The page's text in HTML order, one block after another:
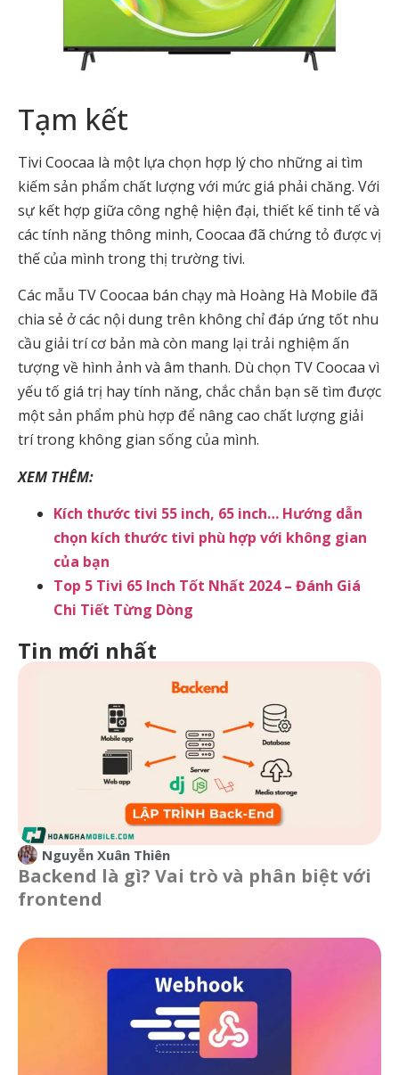
Tạm kết
Tivi Coocaa là một lựa chọn hợp lý cho những ai tìm
kiếm sản phẩm chất lượng với mức giá phải chăng. Với
sự kết hợp giữa công nghệ hiện đại, thiết kế tinh tế và
các tính năng thông minh, Coocaa đã chứng tỏ được vị
thế của mình trong thị trường tivi.
Các mẫu TV Coocaa bán chạy mà Hoàng Hà Mobile đã
chia sẻ ở các nội dung trên không chỉ đáp ứng tốt nhu
cầu giải trí cơ bản mà còn mang lại trải nghiệm ấn
tượng về hình ảnh và âm thanh. Dù chọn TV Coocaa vì
yếu tố giá trị hay tính năng, chắc chắn bạn sẽ tìm được
một sản phẩm phù hợp để nâng cao chất lượng giải
trí trong không gian sống của mình.
XEM THÊM:
Kích thước tivi 55 inch, 65 inch… Hướng dẫn
chọn kích thước tivi phù hợp với không gian
của bạn
Top 5 Tivi 65 Inch Tốt Nhất 2024 – Đánh Giá
Chi Tiết Từng Dòng
Tin mới nhất
Nguyễn Xuân Thiên
Backend là gì? Vai trò và phân biệt với
frontend